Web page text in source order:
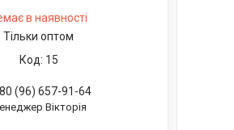
в наявності
Тільки оптом
15
(96) 657-91-64
Вікторія